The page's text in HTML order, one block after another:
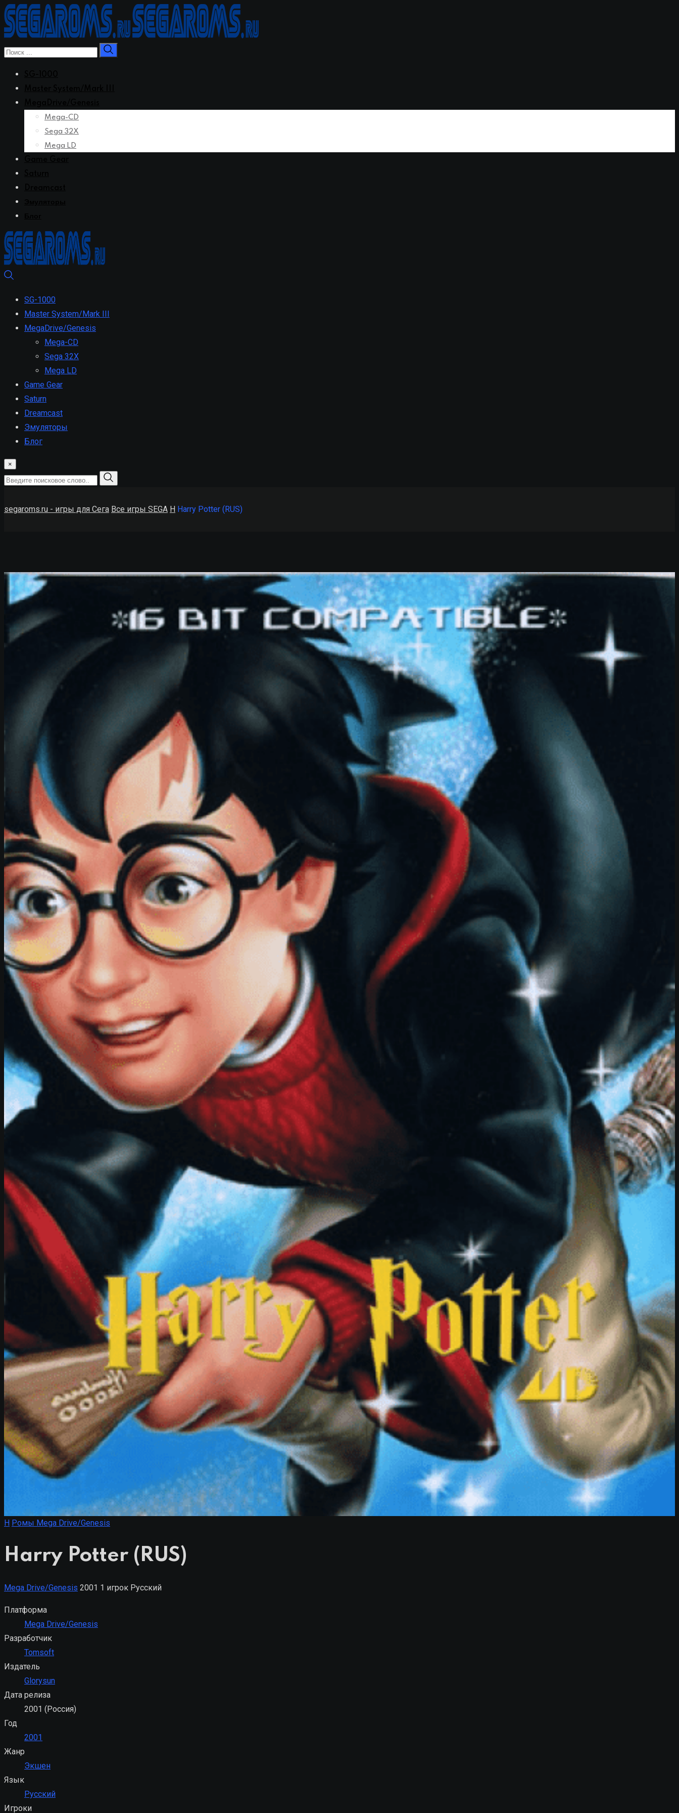
Перейти
к
контенту
Mega-CD
Sega 32X
Mega LD
SG-1000
Master System/Mark III
MegaDrive/Genesis
Mega-CD
Sega 32X
Mega LD
Game Gear
Saturn
Dreamcast
Эмуляторы
Блог
×
segaroms.ru - игры для Сега Все игры SEGA H Harry Potter (RUS)
H Ромы Mega Drive/Genesis
Harry Potter (RUS)
Mega Drive/Genesis 2001 1 игрок Русский
Платформа
Mega Drive/Genesis
Разработчик
Tomsoft
Издатель
Glorysun
Дата релиза
2001 (Россия)
Год
2001
Жанр
Экшен
Язык
Русский
Игроки